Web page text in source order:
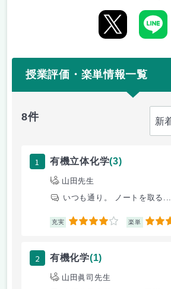
授業評価・楽単情報一覧
8件
1 有機立体化学(3)
山田先生
いつも通り。 ノートを取る...
充実 4 楽単 4
2 有機化学(1)
山田眞司先生